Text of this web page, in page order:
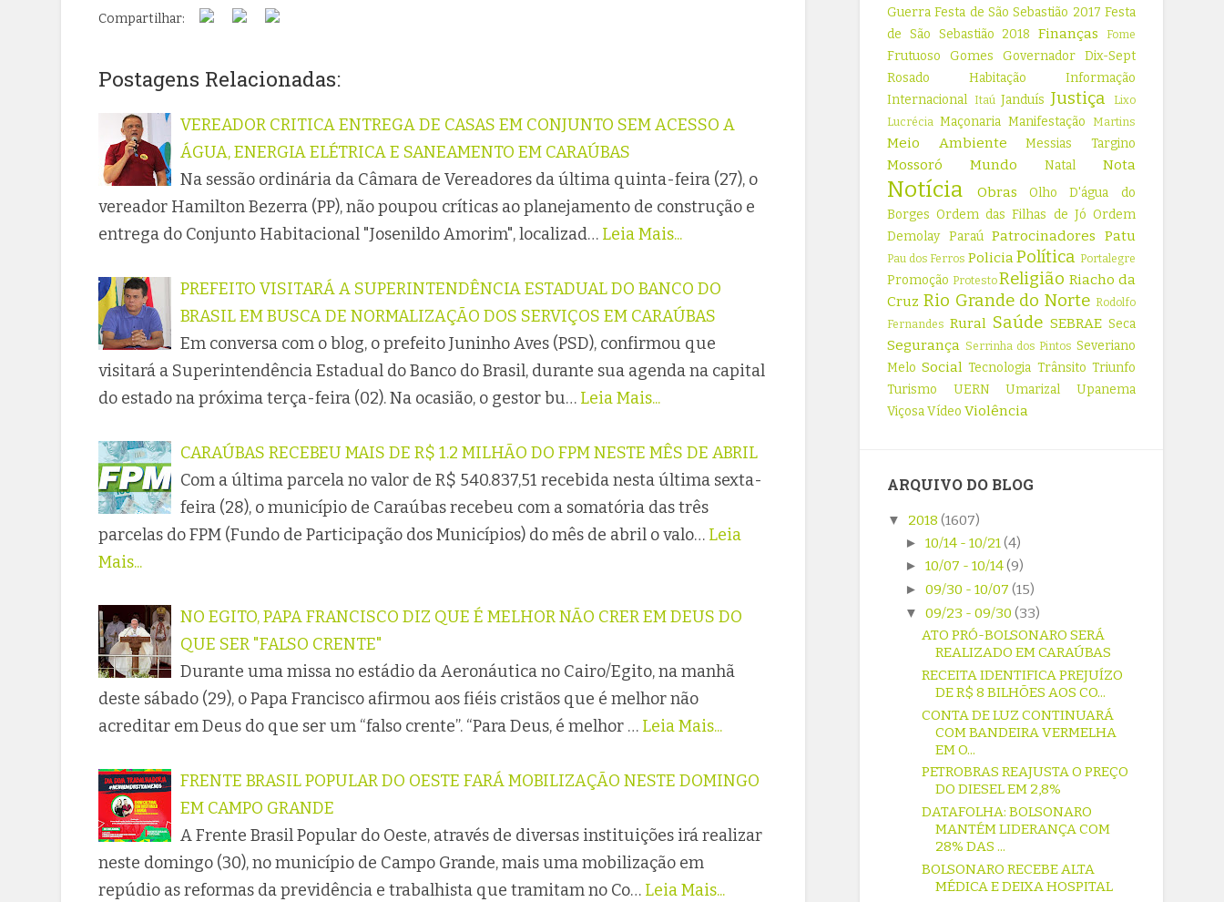
Compartilhar:
Postagens Relacionadas:
VEREADOR CRITICA ENTREGA DE CASAS EM CONJUNTO SEM ACESSO A
ÁGUA, ENERGIA ELÉTRICA E SANEAMENTO EM CARAÚBAS
Na sessão ordinária da Câmara de Vereadores da última quinta-feira (27), o
vereador Hamilton Bezerra (PP), não poupou críticas ao planejamento de construção e
entrega do Conjunto Habitacional "Josenildo Amorim", localizad… Leia Mais...
PREFEITO VISITARÁ A SUPERINTENDÊNCIA ESTADUAL DO BANCO DO
BRASIL EM BUSCA DE NORMALIZAÇÃO DOS SERVIÇOS EM CARAÚBAS
Em conversa com o blog, o prefeito Juninho Aves (PSD), confirmou que
visitará a Superintendência Estadual do Banco do Brasil, durante sua agenda na capital
do estado na próxima terça-feira (02). Na ocasião, o gestor bu… Leia Mais...
CARAÚBAS RECEBEU MAIS DE R$ 1.2 MILHÃO DO FPM NESTE MÊS DE ABRIL
Com a última parcela no valor de R$ 540.837,51 recebida nesta última sexta-
feira (28), o município de Caraúbas recebeu com a somatória das três
parcelas do FPM (Fundo de Participação dos Municípios) do mês de abril o valo… Leia
Mais...
NO EGITO, PAPA FRANCISCO DIZ QUE É MELHOR NÃO CRER EM DEUS DO
QUE SER "FALSO CRENTE"
Durante uma missa no estádio da Aeronáutica no Cairo/Egito, na manhã
deste sábado (29), o Papa Francisco afirmou aos fiéis cristãos que é melhor não
acreditar em Deus do que ser um “falso crente”. “Para Deus, é melhor … Leia Mais...
FRENTE BRASIL POPULAR DO OESTE FARÁ MOBILIZAÇÃO NESTE DOMINGO
EM CAMPO GRANDE
A Frente Brasil Popular do Oeste, através de diversas instituições irá realizar
neste domingo (30), no município de Campo Grande, mais uma mobilização em
repúdio as reformas da previdência e trabalhista que tramitam no Co… Leia Mais...
Guerra Festa de São Sebastião 2017 Festa
de São Sebastião 2018 Finanças Fome
Frutuoso Gomes
Governador Dix-Sept
Rosado
Habitação
Informação
Internacional
Itaú Janduís Justiça
Lixo
Lucrécia Maçonaria Manifestação Martins
Meio Ambiente Messias Targino
Mossoró Mundo Natal Nota
Notícia Obras
Olho D'água do
Borges Ordem das Filhas de Jó Ordem
Demolay Paraú Patrocinadores Patu
Pau dos Ferros PoliciaPolítica Portalegre
Promoção ProtestoReligião Riacho da
Cruz Rio Grande do Norte Rodolfo
Fernandes Rural Saúde SEBRAE Seca
Segurança Serrinha dos Pintos Severiano
Melo Social Tecnologia Trânsito Triunfo
Turismo
UERN Umarizal
Upanema
ViçosaVídeo Violência
ARQUIVO DO BLOG
▼ 2018(1607)
► 10/14 - 10/21(4)
► 10/07 - 10/14(9)
► 09/30 - 10/07 (15)
▼ 09/23 - 09/30 (33)
ATO PRÓ-BOLSONARO SERÁ
REALIZADO EM CARAÚBAS
RECEITA IDENTIFICA PREJUÍZO
DE R$ 8 BILHÕES AOS CO...
CONTA DE LUZ CONTINUARÁ
COM BANDEIRA VERMELHA
EM O...
PETROBRAS REAJUSTA O PREÇO
DO DIESEL EM 2,8%
DATAFOLHA: BOLSONARO
MANTÉM LIDERANÇA COM
28% DAS ...
BOLSONARO RECEBE ALTA
MÉDICA E DEIXA HOSPITAL